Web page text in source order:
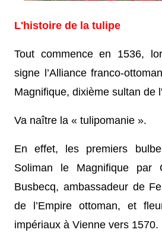
L'histoire de la tulipe
Tout commence en 1536,
signe l’Alliance franco-
Magnifique, dixième sultan de
Va naître la « tulipomanie ».
En effet, les premiers
Soliman le Magnifique par
Busbecq, ambassadeur de
de l’Empire ottoman, et
impériaux à Vienne vers 1570.